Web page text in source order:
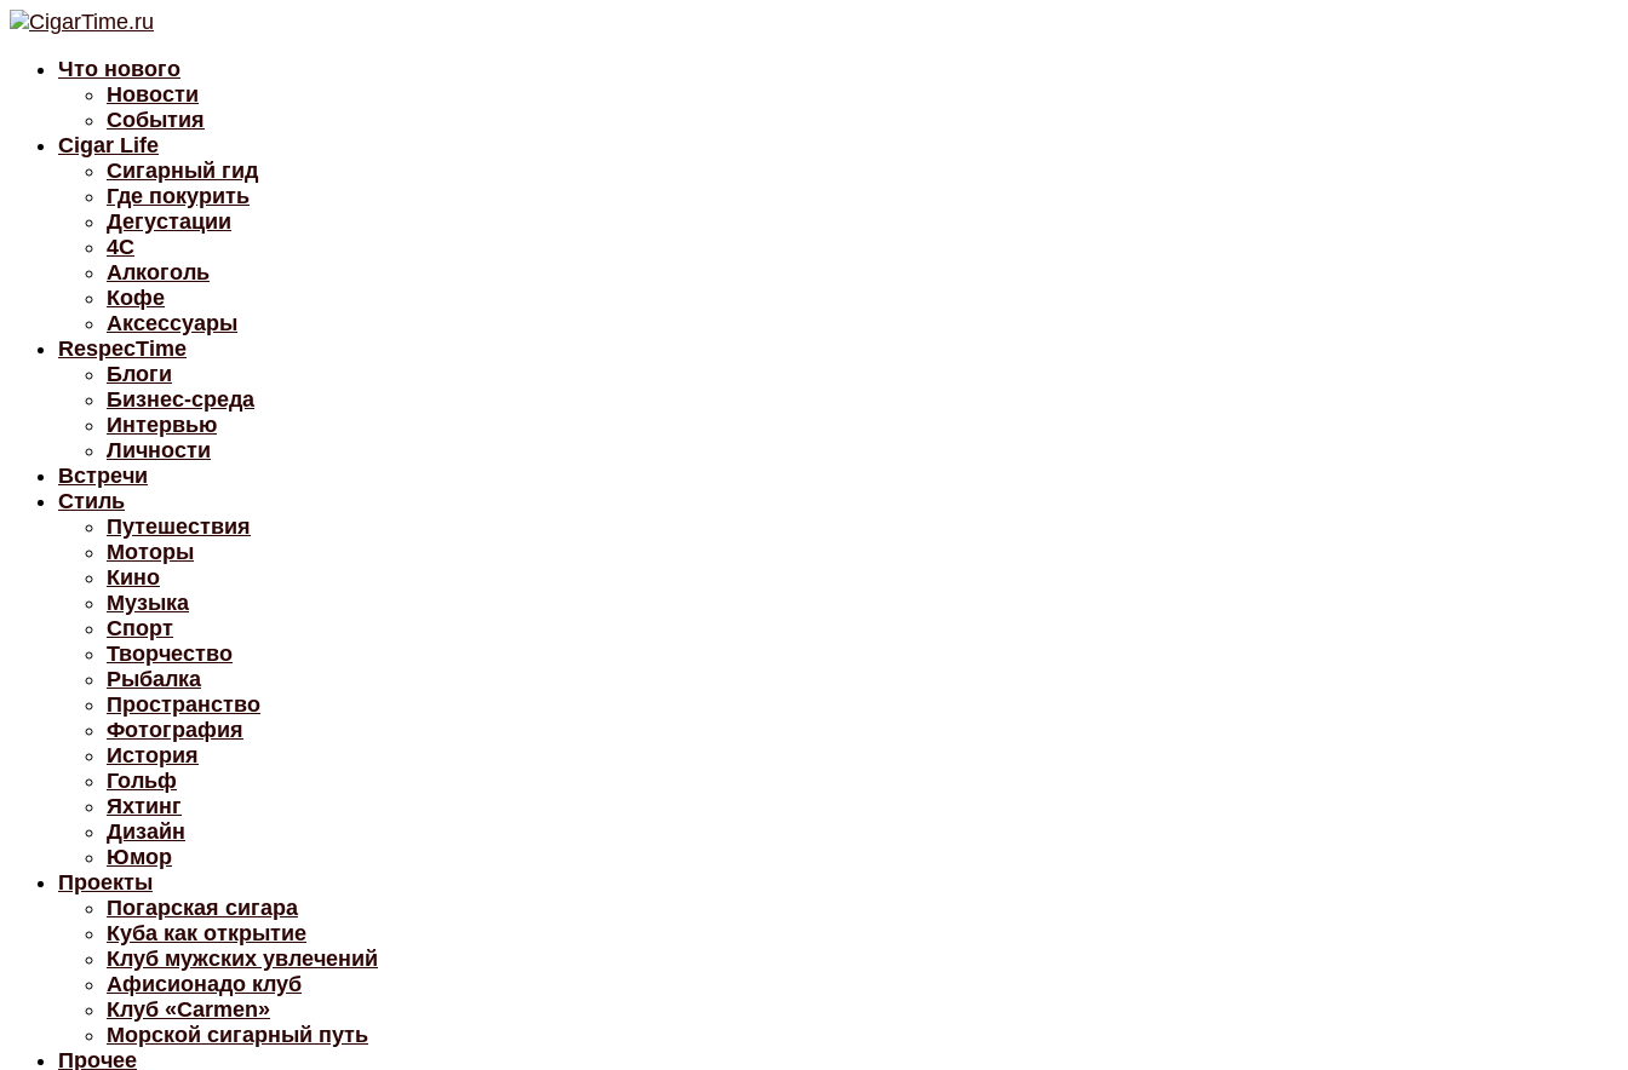
Что нового
Новости
События
Cigar Life
Сигарный гид
Где покурить
Дегустации
4C
Алкоголь
Кофе
Аксессуары
RespecTime
Блоги
Бизнес-среда
Интервью
Личности
Встречи
Стиль
Путешествия
Моторы
Кино
Музыка
Спорт
Творчество
Рыбалка
Пространство
Фотография
История
Гольф
Яхтинг
Дизайн
Юмор
Проекты
Погарская сигара
Куба как открытие
Клуб мужских увлечений
Афисионадо клуб
Клуб «Carmen»
Морской сигарный путь
Прочее